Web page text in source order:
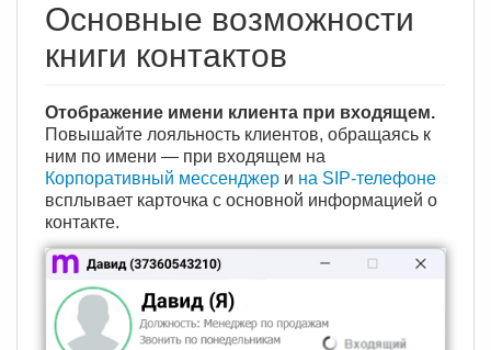
Основные возможности
книги контактов
Отображение имени клиента при входящем.
Повышайте лояльность клиентов, обращаясь к
ним по имени — при входящем на
Корпоративный мессенджер и на SIP-телефоне
всплывает карточка с основной информацией о
контакте.